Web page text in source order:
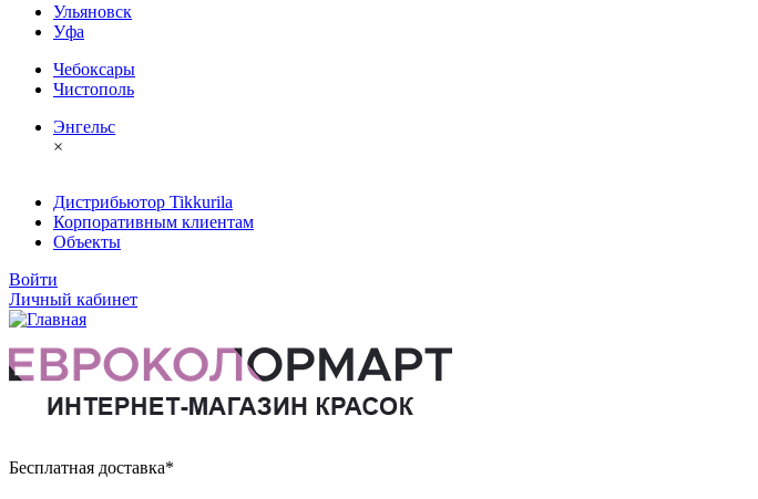
Ульяновск
Уфа
Чебоксары
Чистополь
Энгельс
×
Дистрибьютор Tikkurila
Корпоративным клиентам
Объекты
Войти
Личный кабинет
Бесплатная доставка*